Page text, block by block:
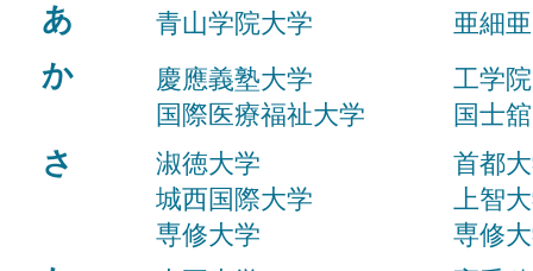
あ
か
さ
青山学院大学
亜細
慶應義塾大学
工学
国際医療福祉大学
国士
淑徳大学
首都
城西国際大学
上智
専修大学
専修